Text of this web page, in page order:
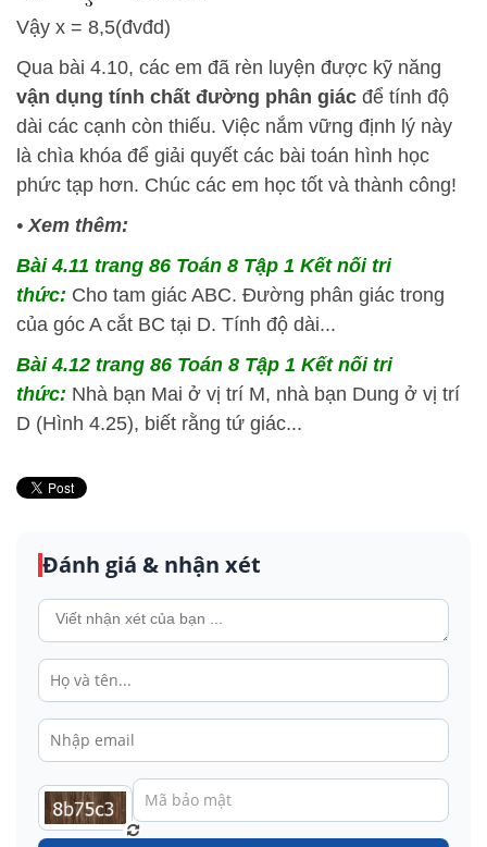
Vậy x = 8,5(đvđd)
Qua bài 4.10, các em đã rèn luyện được kỹ năng
vận dụng tính chất đường phân giác để tính độ
dài các cạnh còn thiếu. Việc nắm vững định lý này
là chìa khóa để giải quyết các bài toán hình học
phức tạp hơn. Chúc các em học tốt và thành công!
• Xem thêm:
Bài 4.11 trang 86 Toán 8 Tập 1 Kết nối tri
thức: Cho tam giác ABC. Đường phân giác trong
của góc A cắt BC tại D. Tính độ dài...
Bài 4.12 trang 86 Toán 8 Tập 1 Kết nối tri
thức: Nhà bạn Mai ở vị trí M, nhà bạn Dung ở vị trí
D (Hình 4.25), biết rằng tứ giác...
Đánh giá & nhận xét